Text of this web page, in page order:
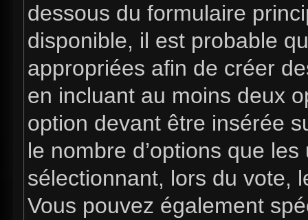
dessous du formulaire
disponible, il est probable
appropriées afin de créer
en incluant au moins deux
option devant être insérée
le nombre d’options que
sélectionnant, lors du vote,
Vous pouvez également